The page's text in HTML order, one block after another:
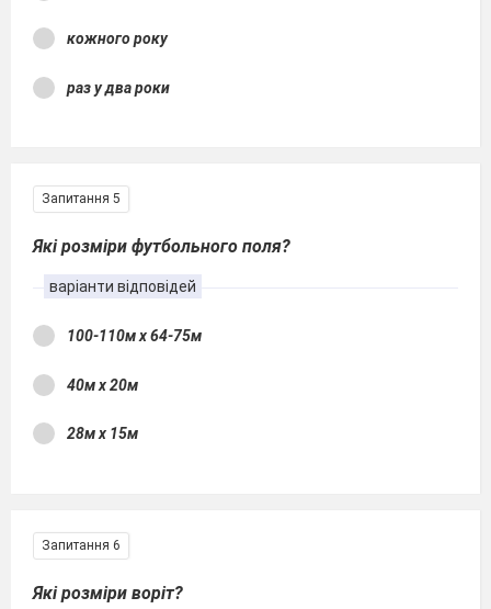
кожного року
раз у два роки
Запитання 5
Які розміри футбольного поля?
варіанти відповідей
100-110м х 64-75м
40м х 20м
28м х 15м
Запитання 6
Які розміри воріт?